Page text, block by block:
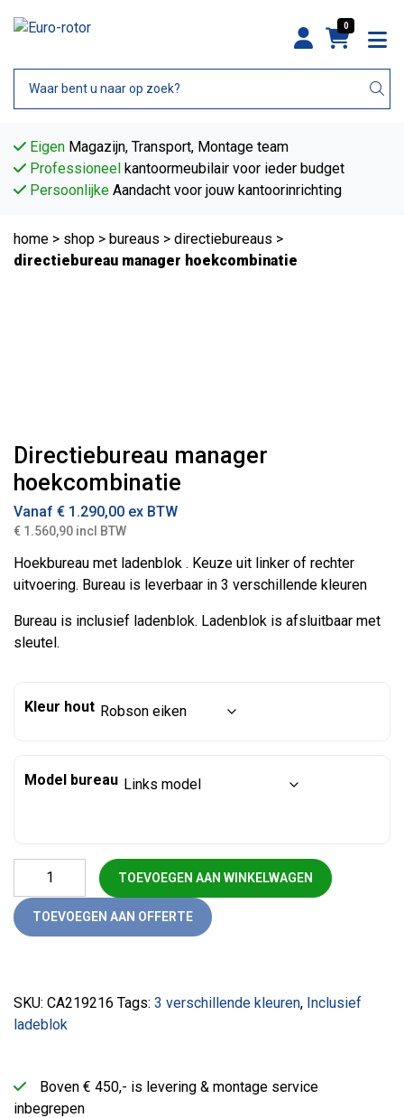
0
Eigen Magazijn, Transport, Montage team
Professioneel kantoormeubilair voor ieder budget
Persoonlijke Aandacht voor jouw kantoorinrichting
home > shop > bureaus > directiebureaus >
directiebureau manager hoekcombinatie
Directiebureau manager
hoekcombinatie
Vanaf € 1.290,00 ex BTW
€ 1.560,90 incl BTW
Hoekbureau met ladenblok . Keuze uit linker of rechter
uitvoering. Bureau is leverbaar in 3 verschillende kleuren
Bureau is inclusief ladenblok. Ladenblok is afsluitbaar met
sleutel.
Kleur hout
Model bureau
Directiebureau manager hoekcombinatie aantal
TOEVOEGEN AAN WINKELWAGEN
TOEVOEGEN AAN OFFERTE
SKU: CA219216 Tags: 3 verschillende kleuren, Inclusief
ladeblok
Boven € 450,- is levering & montage service
inbegrepen